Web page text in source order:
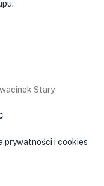
Stary
prywatności i cookies